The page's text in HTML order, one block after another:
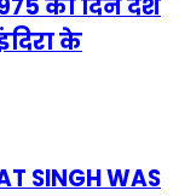
के
SINGH WAS